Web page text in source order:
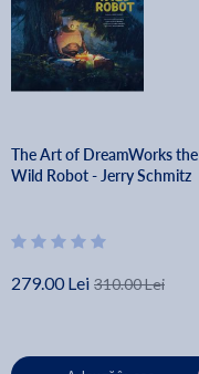
The Art of DreamWorks the
Wild Robot - Jerry Schmitz
279.00 Lei 310.00 Lei